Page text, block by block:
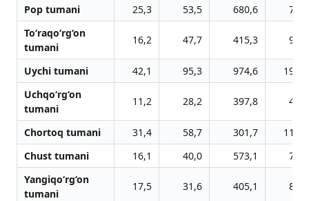
Pop tumani
25,3 53,5 680,6
77,1
To‘raqo‘rg‘on
tumani
16,2 47,7 415,3 98,6
Uychi tumani 42,1 95,3 974,6
190,0
Uchqo‘rg‘on
tumani
11,2 28,2 397,8 44,4
Chortoq tumani 31,4 58,7 301,7
112,4
Chust tumani
16,1 40,0 573,1
79,3
Yangiqo‘rg‘on
tumani
17,5 31,6 405,1 82,9